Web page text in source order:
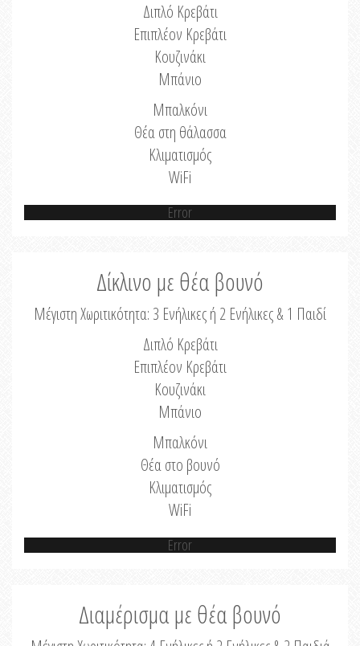
Διπλό Κρεβάτι
Επιπλέον Κρεβάτι
Κουζινάκι
Μπάνιο
Μπαλκόνι
Θέα στη θάλασσα
Κλιματισμός
WiFi
Error
Δίκλινο με θέα βουνό
Μέγιστη Χωριτικότητα: 3 Ενήλικες ή 2 Ενήλικες & 1 Παιδί
Διπλό Κρεβάτι
Επιπλέον Κρεβάτι
Κουζινάκι
Μπάνιο
Μπαλκόνι
Θέα στο βουνό
Κλιματισμός
WiFi
Error
Διαμέρισμα με θέα βουνό